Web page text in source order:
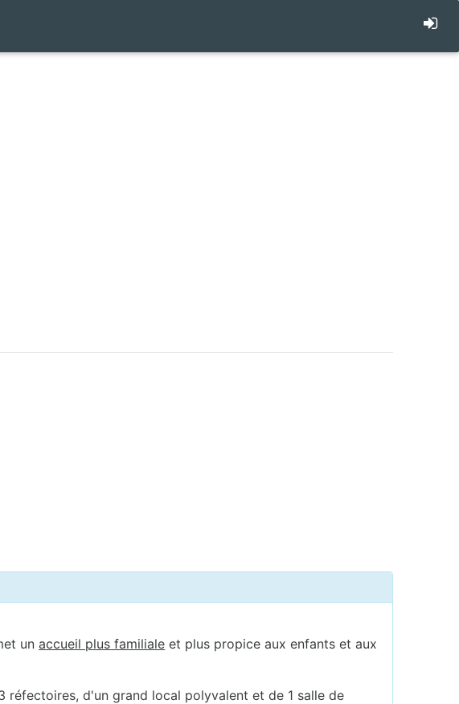
unaccueil plus familiale et plus propice aux enfants et aux
réfectoires, d'un grand local polyvalent et de 1 salle de